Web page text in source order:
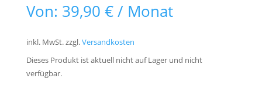
Von: 39,90 € / Monat
inkl. MwSt.zzgl.Versandkosten
Dieses Produkt ist aktuell nicht auf Lager und nicht
verfügbar.